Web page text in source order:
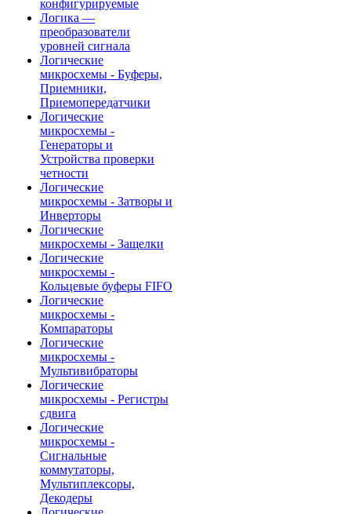
конфигурируемые
Логика —
преобразователи
уровней сигнала
Логические
микросхемы - Буферы,
Приемники,
Приемопередатчики
Логические
микросхемы -
Генераторы и
Устройства проверки
четности
Логические
микросхемы - Затворы и
Инверторы
Логические
микросхемы - Защелки
Логические
микросхемы -
Кольцевые буферы FIFO
Логические
микросхемы -
Компараторы
Логические
микросхемы -
Мультивибраторы
Логические
микросхемы - Регистры
сдвига
Логические
микросхемы -
Сигнальные
коммутаторы,
Мультиплексоры,
Декодеры